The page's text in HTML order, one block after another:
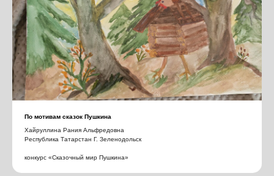
По мотивам сказок Пушкина
Хайруллина Рания Альфредовна
Республика Татарстан Г. Зеленодольск
конкурс «Сказочный мир Пушкина»